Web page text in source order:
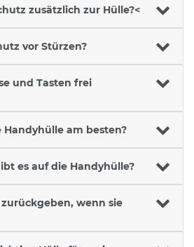
zusätzlich zur Hülle?<
vor Stürzen?
und Tasten frei
am besten?
es auf die Handyhülle?
wenn sie